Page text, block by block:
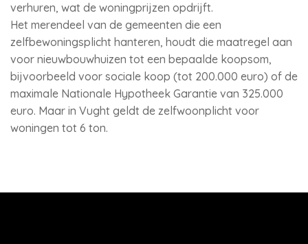
verhuren, wat de woningprijzen opdrijft.
Het merendeel van de gemeenten die een
zelfbewoningsplicht hanteren, houdt die maatregel aan
voor nieuwbouwhuizen tot een bepaalde koopsom,
bijvoorbeeld voor sociale koop (tot 200.000 euro) of de
maximale Nationale Hypotheek Garantie van 325.000
euro. Maar in Vught geldt de zelfwoonplicht voor
woningen tot 6 ton.